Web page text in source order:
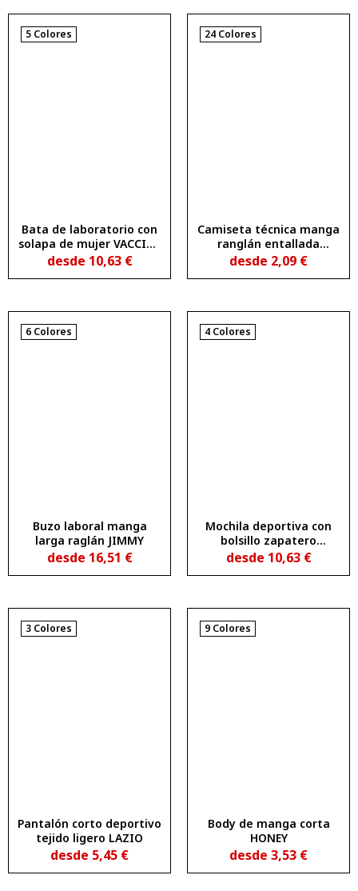
5 Colores
Bata de laboratorio con
solapa de mujer VACCINE
WOMAN
desde 10,63 €
24 Colores
Camiseta técnica manga
ranglán entallada
transpirable BAHRAIN
WOMAN
desde 2,09 €
6 Colores
Buzo laboral manga
larga raglán JIMMY
desde 16,51 €
4 Colores
Mochila deportiva con
bolsillo zapatero
acolchado FALCO
desde 10,63 €
3 Colores
Pantalón corto deportivo
tejido ligero LAZIO
desde 5,45 €
9 Colores
Body de manga corta
HONEY
desde 3,53 €